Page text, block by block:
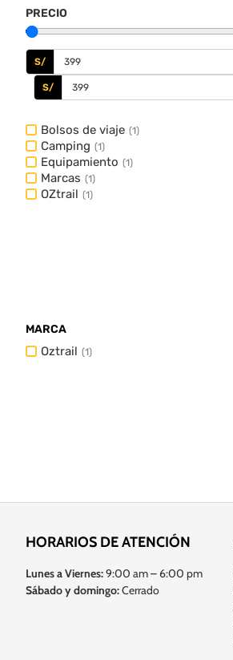
PRECIO
S/
S/
Bolsos de viaje (1)
Camping (1)
Equipamiento (1)
Marcas (1)
OZtrail (1)
MARCA
Oztrail (1)
HORARIOS DE ATENCIÓN
Lunes a Viernes:9:00 am – 6:00 pm
Sábado y domingo:Cerrado